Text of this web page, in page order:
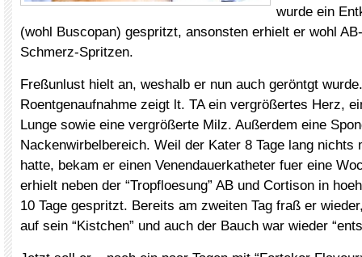
wurde ein
(wohl Buscopan) gespritzt, ansonsten erhielt er wohl
Schmerz-Spritzen.
Freßunlust hielt an, weshalb er nun auch geröntgt
Roentgenaufnahme zeigt lt. TA ein vergrößertes Herz,
Lunge sowie eine vergrößerte Milz. Außerdem eine
Nackenwirbelbereich. Weil der Kater 8 Tage lang nichts
hatte, bekam er einen Venendauerkatheter fuer eine
erhielt neben der “Tropfloesung” AB und Cortison in
10 Tage gespritzt. Bereits am zweiten Tag fraß er
auf sein “Kistchen” und auch der Bauch war wieder